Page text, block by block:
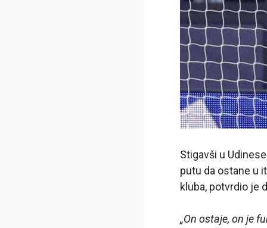
Stigavši u
putu da ostane u
kluba, potvrdio je
„On ostaje, on je